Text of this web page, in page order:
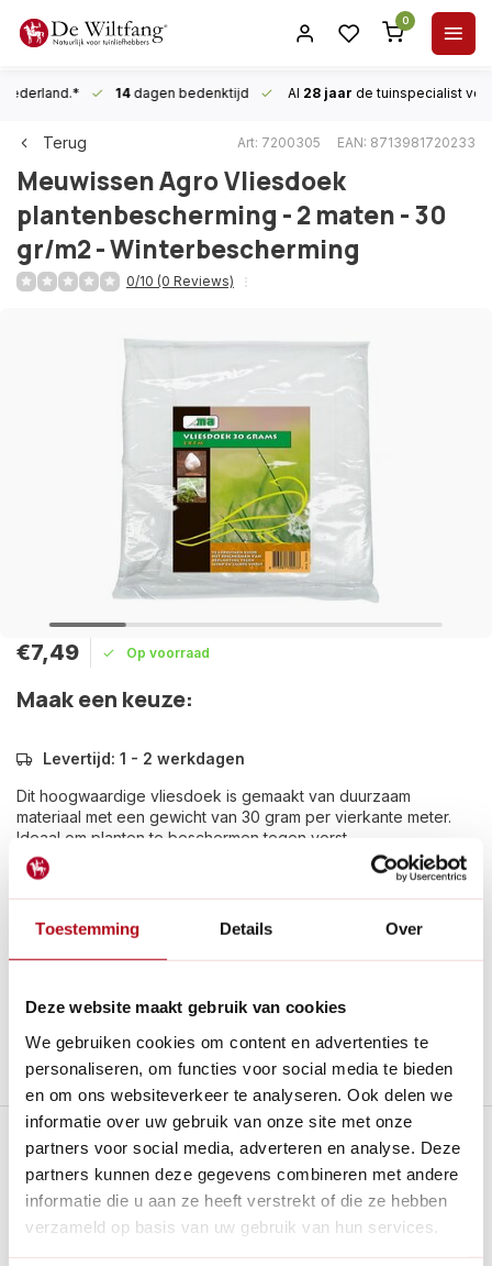
Toestemming Details Over
Deze website maakt gebruik van cookies
We gebruiken cookies om content en advertenties te
personaliseren, om functies voor social media te bieden
en om ons websiteverkeer te analyseren. Ook delen we
informatie over uw gebruik van onze site met onze
partners voor social media, adverteren en analyse. Deze
partners kunnen deze gegevens combineren met andere
informatie die u aan ze heeft verstrekt of die ze hebben
verzameld op basis van uw gebruik van hun services.
0
14dagen bedenktijd Al 28 jaar de tuinspecialist
Terug Art: 7200305 EAN: 8713981720233
Meuwissen AgroVliesdoek
plantenbescherming - 2 maten - 30
gr/m2 - Winterbescherming
0/10 (0 Reviews)
€7,49 Op voorraad
Maak een keuze:
Levertijd: 1 - 2 werkdagen
Dit hoogwaardige vliesdoek is gemaakt van duurzaam
materiaal met een gewicht van 30 gram per vierkante meter.
Ideaal om planten te beschermen tegen vorst.
Lees meer
Gratis verzenden
vanaf € 60 in België en Nederland.*
14dagen bedenktijd
Nieuw:Haal je bestelling in Wilnis bij ons op!
Stel een vraag over dit product
Plus- en minpunten
Herbruikbaar en veelzijdig, ideaal voor het beschermen